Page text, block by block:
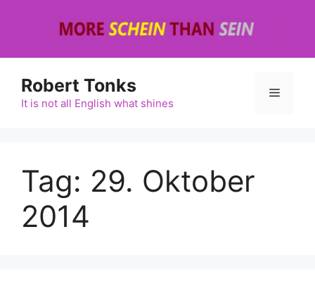
Robert Tonks
It is not all English what shines
Menü
Tag: 29. Oktober
2014